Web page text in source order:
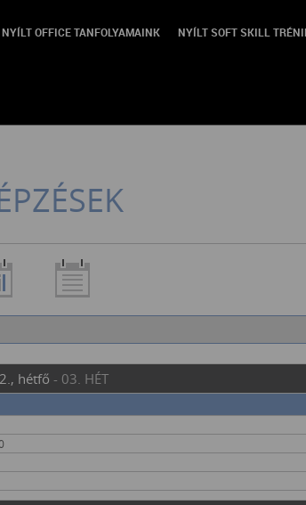
NYÍLT OFFICE TANFOLYAMAINK NYÍLT SOFT SKILL
hétfő - 03. HÉT